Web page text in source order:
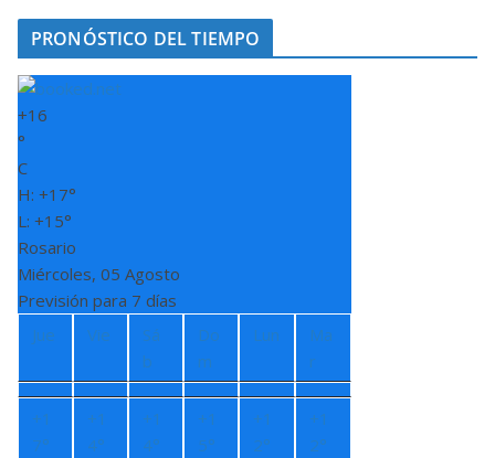
PRONÓSTICO DEL TIEMPO
+16
°
C
H: +17°
L: +15°
Rosario
Miércoles, 05 Agosto
Previsión para 7 días
Jue
Vie
Sá
b
Do
m
Lun
Ma
r
+1
7°
+1
4°
+1
4°
+1
5°
+1
2°
+1
2°